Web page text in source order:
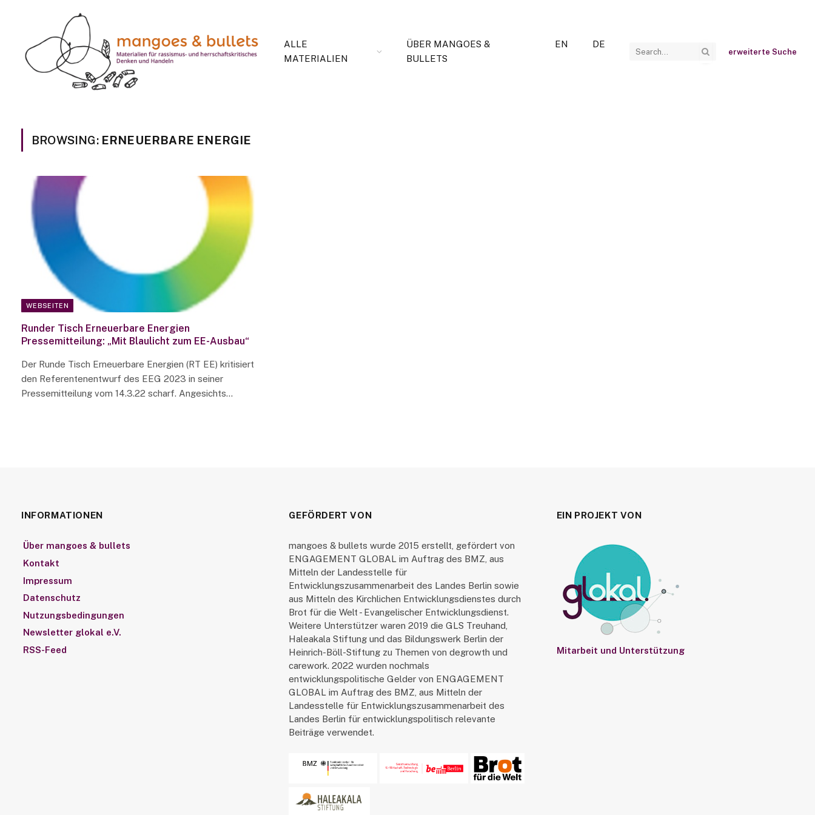
ALLE
MATERIALIEN
ÜBER MANGOES &
BULLETS
EN DE
erweiterte Suche
BROWSING: ERNEUERBARE ENERGIE
WEBSEITEN
Runder Tisch Erneuerbare Energien
Pressemitteilung: „Mit Blaulicht zum EE-Ausbau“
Der Runde Tisch Erneuerbare Energien (RT EE) kritisiert
den Referentenentwurf des EEG 2023 in seiner
Pressemitteilung vom 14.3.22 scharf. Angesichts…
INFORMATIONEN
Über mangoes & bullets
Kontakt
Impressum
Datenschutz
Nutzungsbedingungen
Newsletter glokal e.V.
RSS-Feed
GEFÖRDERT VON
mangoes & bullets wurde 2015 erstellt, gefördert von
ENGAGEMENT GLOBAL im Auftrag des BMZ, aus
Mitteln der Landesstelle für
Entwicklungszusammenarbeit des Landes Berlin sowie
aus Mitteln des Kirchlichen Entwicklungsdienstes durch
Brot für die Welt - Evangelischer Entwicklungsdienst.
Weitere Unterstützer waren 2019 die GLS Treuhand,
Haleakala Stiftung und das Bildungswerk Berlin der
Heinrich-Böll-Stiftung zu Themen von degrowth und
carework. 2022 wurden nochmals
entwicklungspolitische Gelder von ENGAGEMENT
GLOBAL im Auftrag des BMZ, aus Mitteln der
Landesstelle für Entwicklungszusammenarbeit des
Landes Berlin für entwicklungspolitisch relevante
Beiträge verwendet.
EIN PROJEKT VON
Mitarbeit und Unterstützung